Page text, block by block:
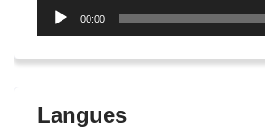
Lecteur
00:00
Langues